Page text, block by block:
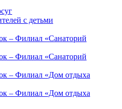
с детьми
– Филиал «Санаторий
– Филиал «Санаторий
– Филиал «Дом отдыха
– Филиал «Дом отдыха